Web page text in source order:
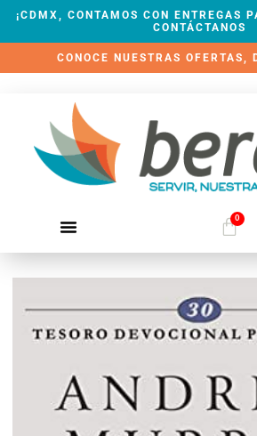
¡CDMX, CONTAMOS CON ENTREGAS
CONTÁCTANOS
CONOCE NUESTRAS OFERTAS,
0